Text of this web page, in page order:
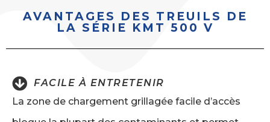
AVANTAGES DES TREUILS DE
LA SÉRIE KMT 500 V
FACILE À ENTRETENIR
La zone de chargement grillagée facile d’accès